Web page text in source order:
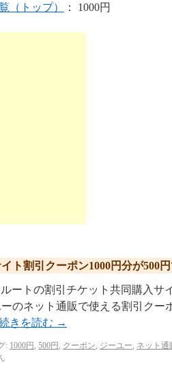
（トップ） ： 1000円
ト割引クーポン1000円分が500
ルートの割引チケット共同購入サ
のネット通販で使える割引クー
きを読む →
: 1000円 , 500円 , クーポン, ジーユー, ネット通